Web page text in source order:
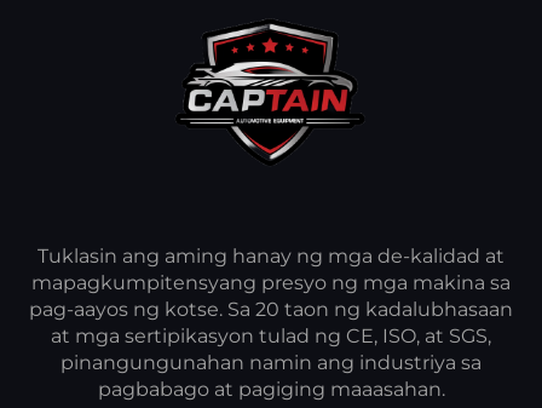
Tuklasin ang aming hanay ng mga de-kalidad at
mapagkumpitensyang presyo ng mga makina sa
pag-aayos ng kotse. Sa 20 taon ng kadalubhasaan
at mga sertipikasyon tulad ng CE, ISO, at SGS,
pinangungunahan namin ang industriya sa
pagbabago at pagiging maaasahan.